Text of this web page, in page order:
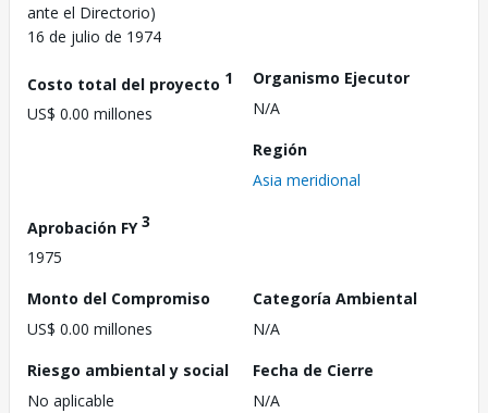
ante el Directorio)
16 de julio de 1974
Costo total del proyecto 1
US$ 0.00 millones
Organismo Ejecutor
N/A
Región
Asia meridional
Aprobación FY3
1975
Monto del Compromiso
US$ 0.00 millones
Categoría Ambiental
N/A
Riesgo ambiental y social
No aplicable
Fecha de Cierre
N/A